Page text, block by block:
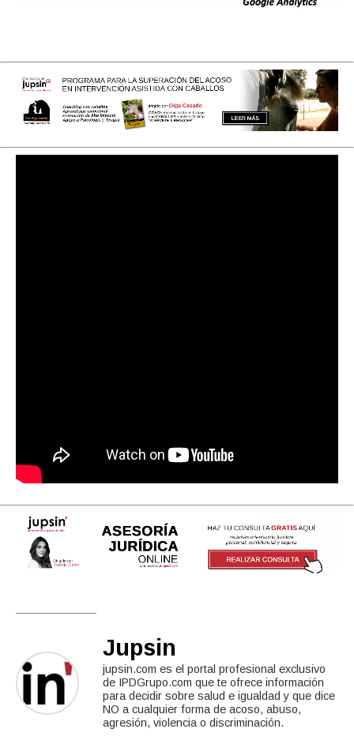
Jupsin
jupsin.com es el portal profesional exclusivo
de IPDGrupo.com que te ofrece información
para decidir sobre salud e igualdad y que dice
NO a cualquier forma de acoso, abuso,
agresión, violencia o discriminación.